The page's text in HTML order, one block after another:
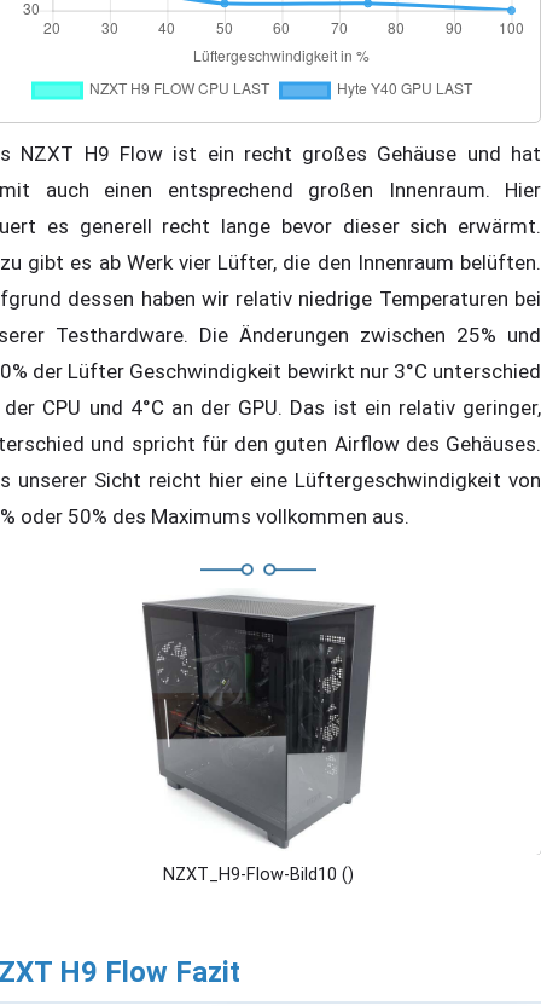
NZXT H9 Flow ist ein recht großes Gehäuse und hat
auch einen entsprechend großen Innenraum. Hier
es generell recht lange bevor dieser sich erwärmt.
gibt es ab Werk vier Lüfter, die den Innenraum belüften.
dessen haben wir relativ niedrige Temperaturen bei
Testhardware. Die Änderungen zwischen 25% und
der Lüfter Geschwindigkeit bewirkt nur 3°C unterschied
der CPU und 4°C an der GPU. Das ist ein relativ geringer,
und spricht für den guten Airflow des Gehäuses.
unserer Sicht reicht hier eine Lüftergeschwindigkeit von
oder 50% des Maximums vollkommen aus.
NZXT_H9-Flow-Bild10 ()
H9 Flow Fazit